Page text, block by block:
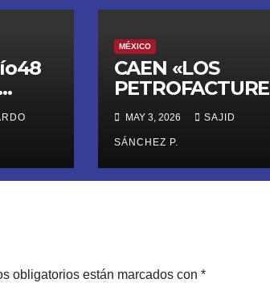
y
MÉXICO
CAEN «LOS
OS»: La red
criminal que
lavaba dinero del
huachicol con
empresas
MAY 3, 2026 SAJID
SÁNCHEZ P.
obligatorios están marcados con *